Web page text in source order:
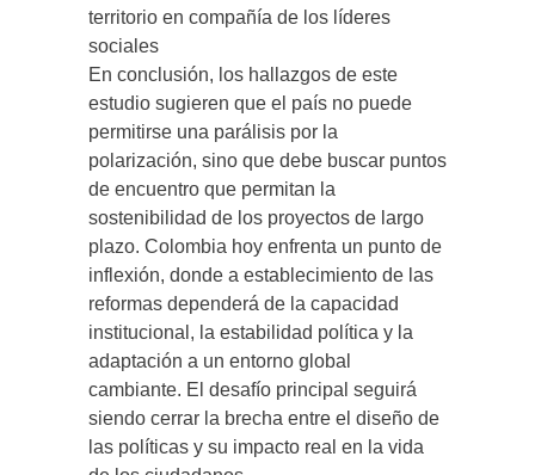
territorio en compañía de los líderes
sociales
En conclusión, los hallazgos de este
estudio sugieren que el país no puede
permitirse una parálisis por la
polarización, sino que debe buscar puntos
de encuentro que permitan la
sostenibilidad de los proyectos de largo
plazo. Colombia hoy enfrenta un punto de
inflexión, donde a establecimiento de las
reformas dependerá de la capacidad
institucional, la estabilidad política y la
adaptación a un entorno global
cambiante. El desafío principal seguirá
siendo cerrar la brecha entre el diseño de
las políticas y su impacto real en la vida